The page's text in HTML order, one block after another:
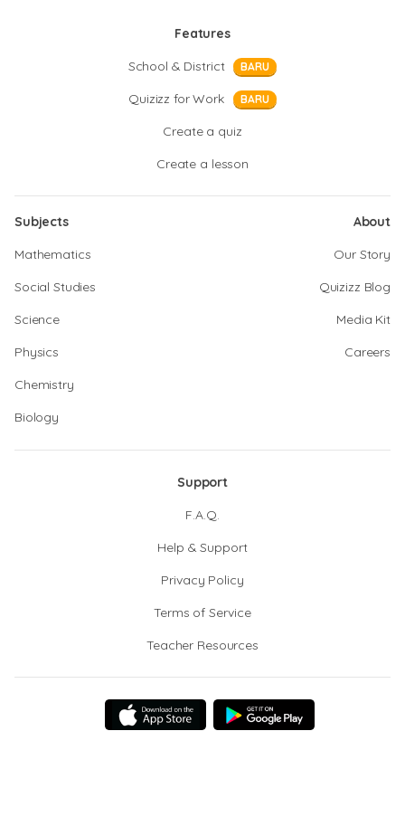
Features
School & District
BARU
Quizizz for Work BARU
Create a quiz
Create a lesson
Subjects
Mathematics
Social Studies
Science
Physics
Chemistry
Biology
About
Our Story
Quizizz Blog
Media Kit
Careers
Support
F.A.Q.
Help & Support
Privacy Policy
Terms of Service
Teacher Resources